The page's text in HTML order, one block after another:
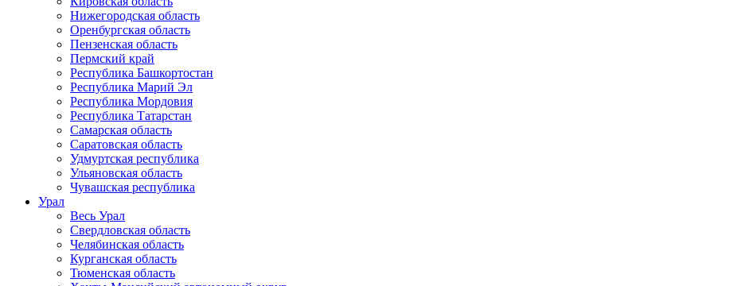
Нижегородская область
Оренбургская область
Пензенская область
Пермский край
Республика Башкортостан
Республика Марий Эл
Республика Мордовия
Республика Татарстан
Самарская область
Саратовская область
Удмуртская республика
Ульяновская область
Чувашская республика
Урал
Весь Урал
Свердловская область
Челябинская область
Курганская область
Тюменская область